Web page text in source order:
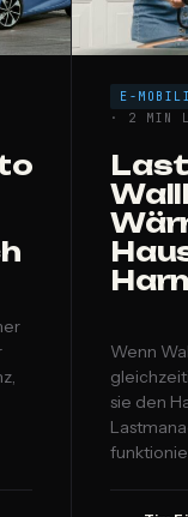
E-
· 2 MIN
Wenn
sie den